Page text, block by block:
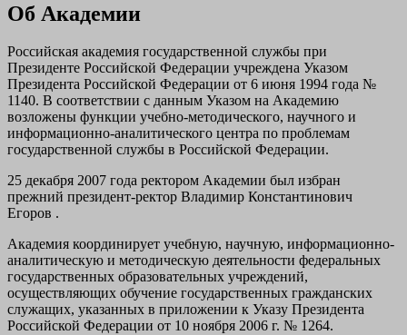
Об Академии
Российская академия государственной службы при
Президенте Российской Федерации учреждена Указом
Президента Российской Федерации от 6 июня 1994 года №
1140. В соответствии с данным Указом на Академию
возложены функции учебно-методического, научного и
информационно-аналитического центра по проблемам
государственной службы в Российской Федерации.
25 декабря 2007 года ректором Академии был избран
прежний президент-ректор Владимир Константинович
Егоров .
Академия координирует учебную, научную, информационно-
аналитическую и методическую деятельности федеральных
государственных образовательных учреждений,
осуществляющих обучение государственных гражданских
служащих, указанных в приложении к Указу Президента
Российской Федерации от 10 ноября 2006 г. № 1264.